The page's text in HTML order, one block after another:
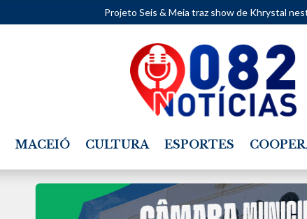
Projeto Seis & Meia traz show de Khrystal neste final de semana. •
MACEIÓ CULTURA ESPORTES